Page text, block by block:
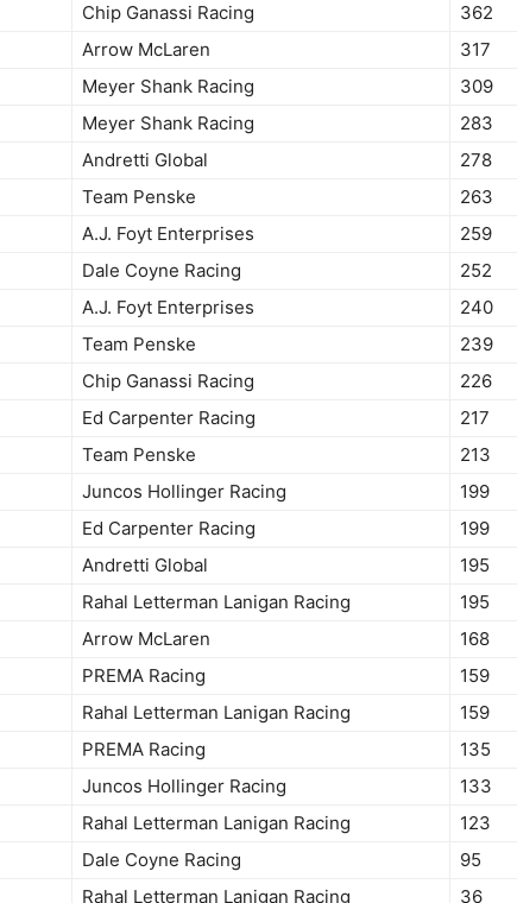
Chip Ganassi Racing
362
Arrow McLaren
317
Meyer Shank Racing
309
Meyer Shank Racing
283
Andretti Global
278
Team Penske
263
A.J. Foyt Enterprises
259
Dale Coyne Racing
252
A.J. Foyt Enterprises
240
Team Penske
239
Chip Ganassi Racing
226
Ed Carpenter Racing
217
Team Penske
213
Juncos Hollinger Racing
199
Ed Carpenter Racing
199
Andretti Global
195
Rahal Letterman Lanigan Racing
195
Arrow McLaren
168
PREMA Racing
159
Rahal Letterman Lanigan Racing
159
PREMA Racing
135
Juncos Hollinger Racing
133
Rahal Letterman Lanigan Racing
123
Dale Coyne Racing
95
Rahal Letterman Lanigan Racing 36